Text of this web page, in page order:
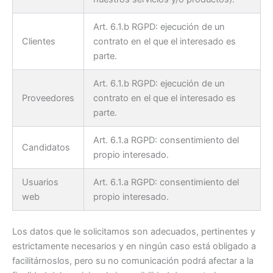
Clientes
Art. 6.1.b RGPD: ejecución de un
contrato en el que el interesado es
parte.
Proveedores
Art. 6.1.b RGPD: ejecución de un
contrato en el que el interesado es
parte.
Candidatos
Art. 6.1.a RGPD: consentimiento del
propio interesado.
Usuarios
web
Art. 6.1.a RGPD: consentimiento del
propio interesado.
Los datos que le solicitamos son adecuados, pertinentes y
estrictamente necesarios y en ningún caso está obligado a
facilitárnoslos, pero su no comunicación podrá afectar a la